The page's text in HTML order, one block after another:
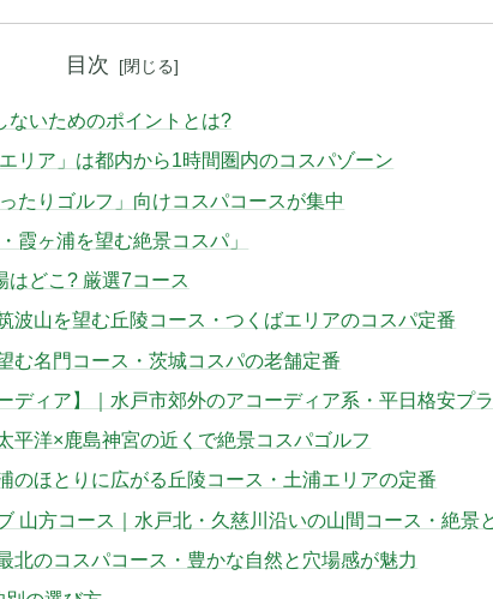
目次
ないためのポイントとは?
リア」は都内から1時間圏内のコスパゾーン
たりゴルフ」向けコスパコースが集中
霞ヶ浦を望む絶景コスパ」
はどこ? 厳選7コース
波山を望む丘陵コース・つくばエリアのコスパ定番
む名門コース・茨城コスパの老舗定番
ディア】｜水戸市郊外のアコーディア系・平日格安プ
平洋×鹿島神宮の近くで絶景コスパゴルフ
のほとりに広がる丘陵コース・土浦エリアの定番
山方コース｜水戸北・久慈川沿いの山間コース・絶景
北のコスパコース・豊かな自然と穴場感が魅力